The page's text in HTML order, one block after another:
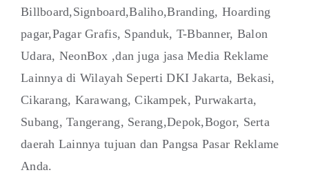
Billboard,Signboard,Baliho,Branding, Hoarding
pagar,Pagar Grafis, Spanduk, T-Bbanner, Balon
Udara, NeonBox ,dan juga jasa Media Reklame
Lainnya di Wilayah Seperti DKI Jakarta, Bekasi,
Cikarang, Karawang, Cikampek, Purwakarta,
Subang, Tangerang, Serang,Depok,Bogor, Serta
daerah Lainnya tujuan dan Pangsa Pasar Reklame
Anda.